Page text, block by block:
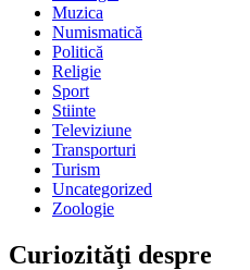
Muzica
Numismatică
Politică
Religie
Sport
Stiinte
Televiziune
Transporturi
Turism
Uncategorized
Zoologie
Curiozităţi despre